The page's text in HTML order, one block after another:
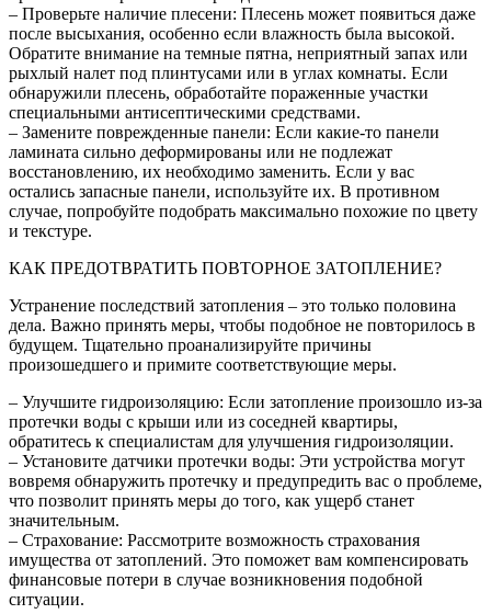
– Проверьте наличие плесени: Плесень может появиться даже
после высыхания, особенно если влажность была высокой.
Обратите внимание на темные пятна, неприятный запах или
рыхлый налет под плинтусами или в углах комнаты. Если
обнаружили плесень, обработайте пораженные участки
специальными антисептическими средствами.
– Замените поврежденные панели: Если какие-то панели
ламината сильно деформированы или не подлежат
восстановлению, их необходимо заменить. Если у вас
остались запасные панели, используйте их. В противном
случае, попробуйте подобрать максимально похожие по цвету
и текстуре.
КАК ПРЕДОТВРАТИТЬ ПОВТОРНОЕ ЗАТОПЛЕНИЕ?
Устранение последствий затопления – это только половина
дела. Важно принять меры, чтобы подобное не повторилось в
будущем. Тщательно проанализируйте причины
произошедшего и примите соответствующие меры.
– Улучшите гидроизоляцию: Если затопление произошло из-за
протечки воды с крыши или из соседней квартиры,
обратитесь к специалистам для улучшения гидроизоляции.
– Установите датчики протечки воды: Эти устройства могут
вовремя обнаружить протечку и предупредить вас о проблеме,
что позволит принять меры до того, как ущерб станет
значительным.
– Страхование: Рассмотрите возможность страхования
имущества от затоплений. Это поможет вам компенсировать
финансовые потери в случае возникновения подобной
ситуации.